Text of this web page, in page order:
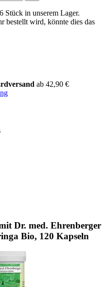
Stück in unserem Lager.
bestellt wird, könnte dies das
ab 42,90 €
Dr. med. Ehrenberger
Bio, 120 Kapseln